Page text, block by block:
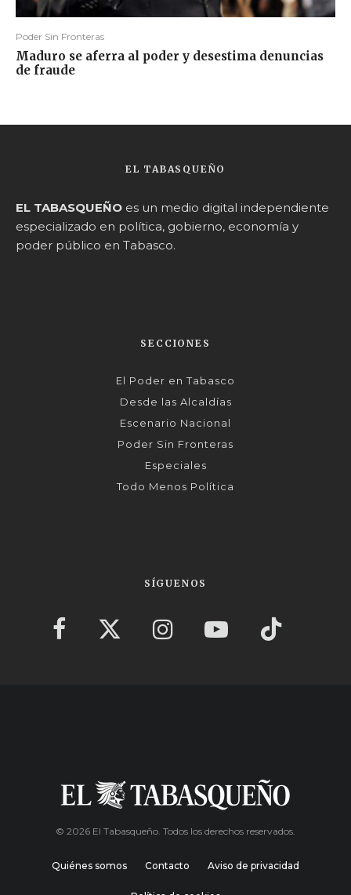
Poder Sin Fronteras
Maduro se aferra al poder y desestima denuncias
de fraude
EL TABASQUEÑO
EL TABASQUEÑO es un medio digital independiente
especializado en política, gobierno, economía y
poder público en Tabasco.
SECCIONES
El Poder en Tabasco
Desde las Alcaldías
Escenario Nacional
Poder Sin Fronteras
Especiales
Todo Menos Política
SÍGUENOS
© 2026 El Tabasqueño. Todos los derechos reservados.
Quiénes somos Contacto Aviso de privacidad